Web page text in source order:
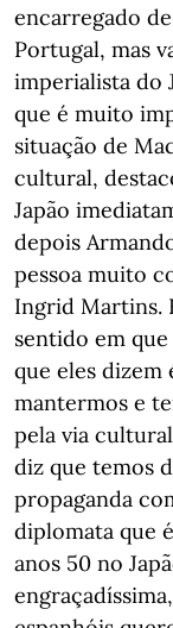
encarregado
Portugal, mas
imperialista do
que é muito
situação de
cultural,
Japão
depois
pessoa muito
Ingrid Martins.
sentido em
que eles dizem
mantermos e
pela via
diz que temos
propaganda
diplomata que
anos 50 no